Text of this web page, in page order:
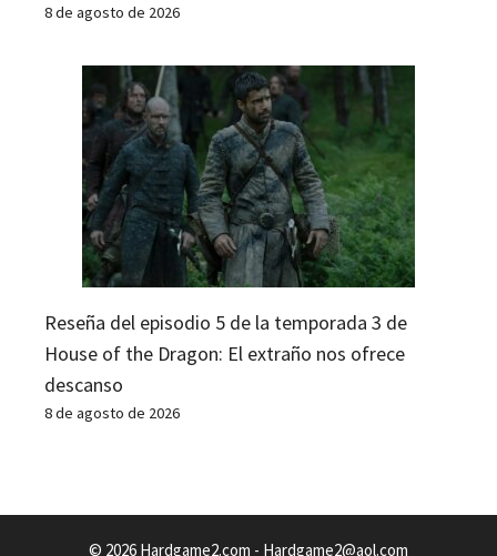
8 de agosto de 2026
Reseña del episodio 5 de la temporada 3 de
House of the Dragon: El extraño nos ofrece
descanso
8 de agosto de 2026
© 2026 Hardgame2.com - Hardgame2@aol.com